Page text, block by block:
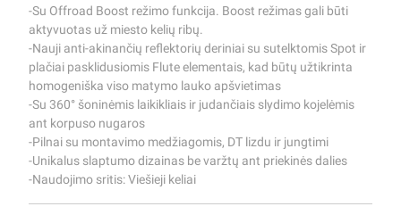
-Su Offroad Boost režimo funkcija. Boost režimas gali būti
aktyvuotas už miesto kelių ribų.
-Nauji anti-akinančių reflektorių deriniai su sutelktomis Spot ir
plačiai pasklidusiomis Flute elementais, kad būtų užtikrinta
homogeniška viso matymo lauko apšvietimas
-Su 360° šoninėmis laikikliais ir judančiais slydimo kojelėmis
ant korpuso nugaros
-Pilnai su montavimo medžiagomis, DT lizdu ir jungtimi
-Unikalus slaptumo dizainas be varžtų ant priekinės dalies
-Naudojimo sritis: Viešieji keliai